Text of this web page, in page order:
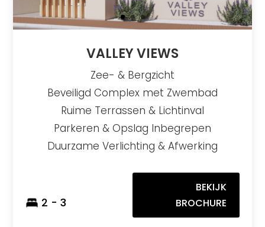
VALLEY VIEWS
Zee- & Bergzicht
Beveiligd Complex met Zwembad
Ruime Terrassen & Lichtinval
Parkeren & Opslag Inbegrepen
Duurzame Verlichting & Afwerking
2 - 3
BEKIJK
BROCHURE